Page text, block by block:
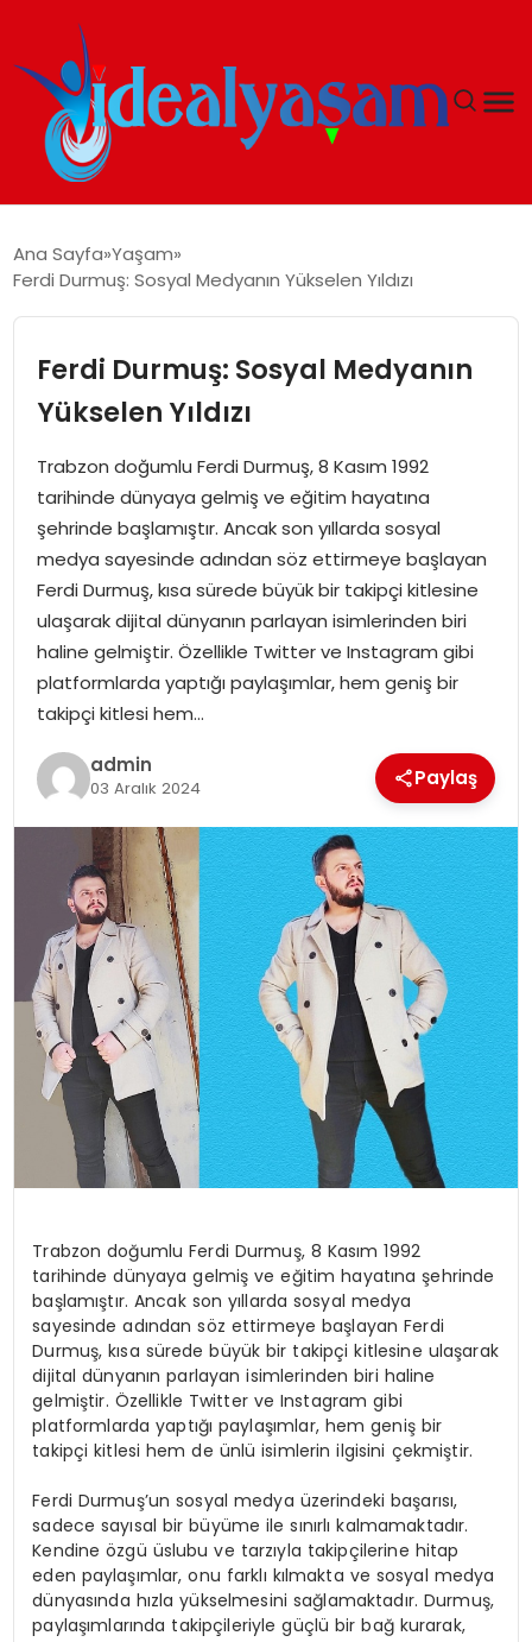
EKONOMI
İDEAL YAŞAM
İDEAL SPOR
YAŞAM
MAGAZIN
SAĞLIK
SOSYAL HABER
Ana Sayfa Yaşam
Ferdi Durmuş: Sosyal Medyanın Yükselen Yıldızı
Ferdi Durmuş: Sosyal Medyanın
Yükselen Yıldızı
Trabzon doğumlu Ferdi Durmuş, 8 Kasım 1992
tarihinde dünyaya gelmiş ve eğitim hayatına
şehrinde başlamıştır. Ancak son yıllarda sosyal
medya sayesinde adından söz ettirmeye başlayan
Ferdi Durmuş, kısa sürede büyük bir takipçi kitlesine
ulaşarak dijital dünyanın parlayan isimlerinden biri
haline gelmiştir. Özellikle Twitter ve Instagram gibi
platformlarda yaptığı paylaşımlar, hem geniş bir
takipçi kitlesi hem…
admin
03 Aralık 2024 Paylaş
Trabzon doğumlu Ferdi Durmuş, 8 Kasım 1992
tarihinde dünyaya gelmiş ve eğitim hayatına şehrinde
başlamıştır. Ancak son yıllarda sosyal medya
sayesinde adından söz ettirmeye başlayan Ferdi
Durmuş, kısa sürede büyük bir takipçi kitlesine ulaşarak
dijital dünyanın parlayan isimlerinden biri haline
gelmiştir. Özellikle Twitter ve Instagram gibi
platformlarda yaptığı paylaşımlar, hem geniş bir
takipçi kitlesi hem de ünlü isimlerin ilgisini çekmiştir.
Ferdi Durmuş’un sosyal medya üzerindeki başarısı,
sadece sayısal bir büyüme ile sınırlı kalmamaktadır.
Kendine özgü üslubu ve tarzıyla takipçilerine hitap
eden paylaşımlar, onu farklı kılmakta ve sosyal medya
dünyasında hızla yükselmesini sağlamaktadır. Durmuş,
paylaşımlarında takipçileriyle güçlü bir bağ kurarak,